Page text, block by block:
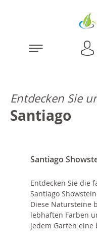
Entdecken Sie
Santiago
Santiago
Entdecken Sie die
Santiago
Diese Natursteine
lebhaften Farben
jedem Garten eine